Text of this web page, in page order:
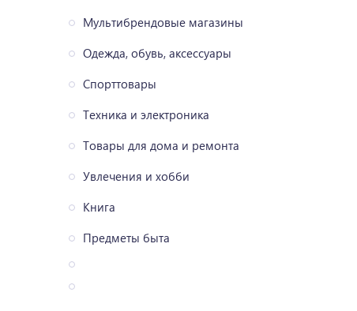
Мультибрендовые магазины
Одежда, обувь, аксессуары
Спорттовары
Техника и электроника
Товары для дома и ремонта
Увлечения и хобби
Книга
Предметы быта